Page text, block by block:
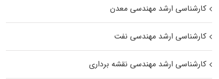
کارشناسی ارشد مهندسی معدن
کارشناسی ارشد مهندسی نفت
کارشناسی ارشد مهندسی نقشه برداری